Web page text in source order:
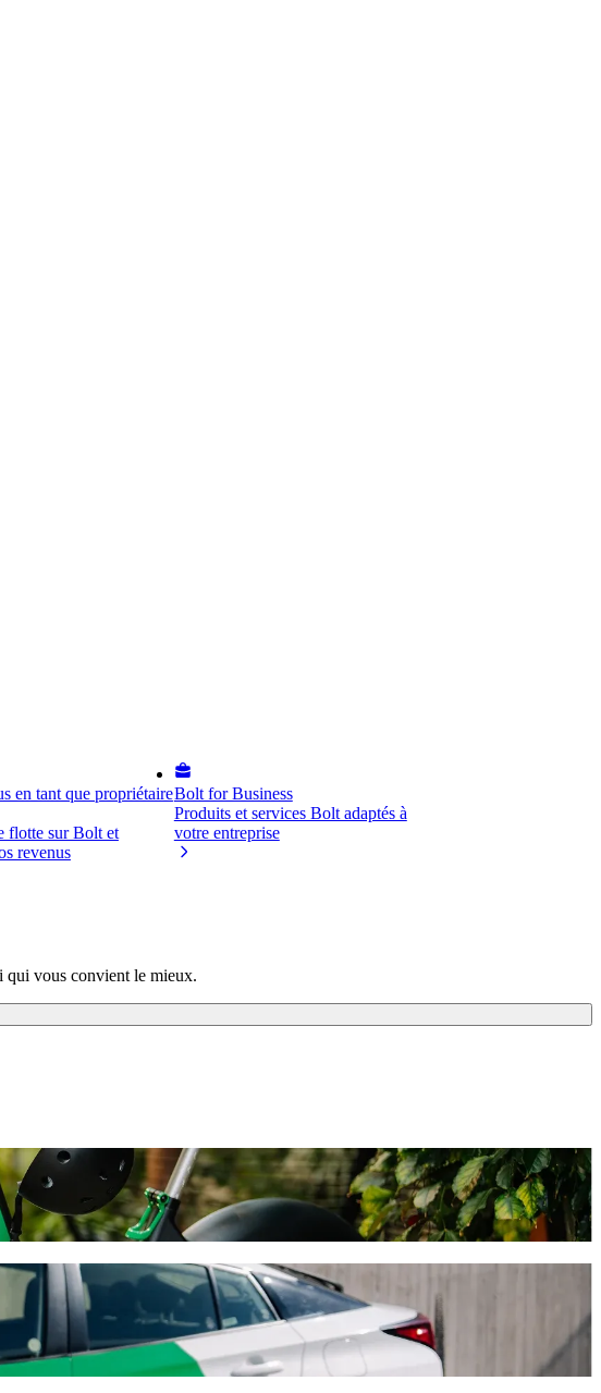
en tant que propriétaire
flotte sur Bolt et
revenus
Bolt for Business
Produits et services Bolt adaptés à
votre entreprise
qui vous convient le mieux.
avec chauffeur Bolt
Bolt, ce trajet prendra environ 11 min et coûtera environ 15,60 € EUR. Quel que